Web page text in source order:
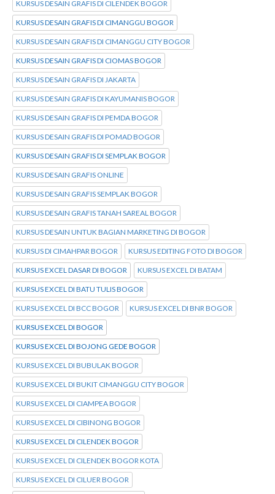
KURSUS DESAIN GRAFIS DI CILENDEK BOGOR
KURSUS DESAIN GRAFIS DI CIMANGGU BOGOR
KURSUS DESAIN GRAFIS DI CIMANGGU CITY BOGOR
KURSUS DESAIN GRAFIS DI CIOMAS BOGOR
KURSUS DESAIN GRAFIS DI JAKARTA
KURSUS DESAIN GRAFIS DI KAYUMANIS BOGOR
KURSUS DESAIN GRAFIS DI PEMDA BOGOR
KURSUS DESAIN GRAFIS DI POMAD BOGOR
KURSUS DESAIN GRAFIS DI SEMPLAK BOGOR
KURSUS DESAIN GRAFIS ONLINE
KURSUS DESAIN GRAFIS SEMPLAK BOGOR
KURSUS DESAIN GRAFIS TANAH SAREAL BOGOR
KURSUS DESAIN UNTUK BAGIAN MARKETING DI BOGOR
KURSUS DI CIMAHPAR BOGOR KURSUS EDITING FOTO DI BOGOR
KURSUS EXCEL DASAR DI BOGOR KURSUS EXCEL DI BATAM
KURSUS EXCEL DI BATU TULIS BOGOR
KURSUS EXCEL DI BCC BOGOR KURSUS EXCEL DI BNR BOGOR
KURSUS EXCEL DI BOGOR
KURSUS EXCEL DI BOJONG GEDE BOGOR
KURSUS EXCEL DI BUBULAK BOGOR
KURSUS EXCEL DI BUKIT CIMANGGU CITY BOGOR
KURSUS EXCEL DI CIAMPEA BOGOR
KURSUS EXCEL DI CIBINONG BOGOR
KURSUS EXCEL DI CILENDEK BOGOR
KURSUS EXCEL DI CILENDEK BOGOR KOTA
KURSUS EXCEL DI CILUER BOGOR